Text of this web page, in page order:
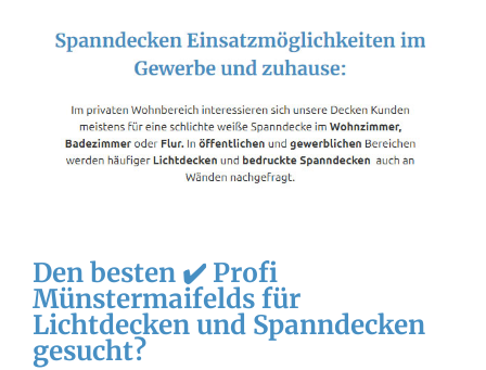
Den besten ✔️ Profi
Münstermaifelds für
Lichtdecken und Spanndecken
gesucht?